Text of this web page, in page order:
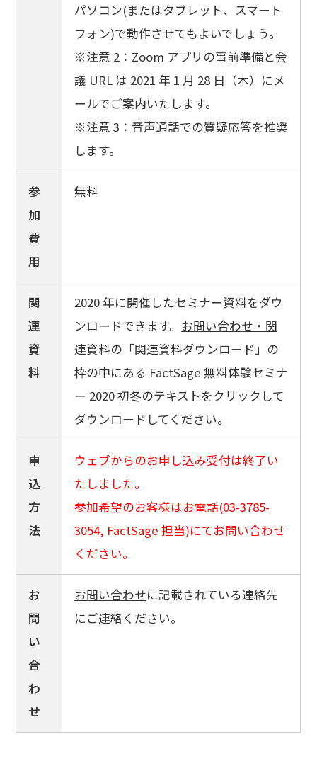
パソコン(またはタブレット、スマート
フォン)で動作させてもよいでしょう。
※注意 2：Zoom アプリの事前準備と会
議 URL は 2021 年 1 月 28 日（木）にメ
ールでご案内いたします。
※注意 3：音声通話での質疑応答を推奨
します。
参
加
費
用
無料
関
連
資
料
2020 年に開催したセミナー資料をダウ
ンロードできます。 お問い合わせ・関
連資料の「関連資料ダウンロード」の
枠の中にある FactSage 無料体験セミナ
ー 2020 初冬のテキストをクリックして
ダウンロードしてください。
申
込
方
法
ウェブからのお申し込み受付は終了い
たしました。
参加希望のお客様はお電話(03-3785-
3054, FactSage 担当)にてお問い合わせ
ください。
お
問
い
合
わ
せ
お問い合わせに記載されている連絡先
にご連絡ください。